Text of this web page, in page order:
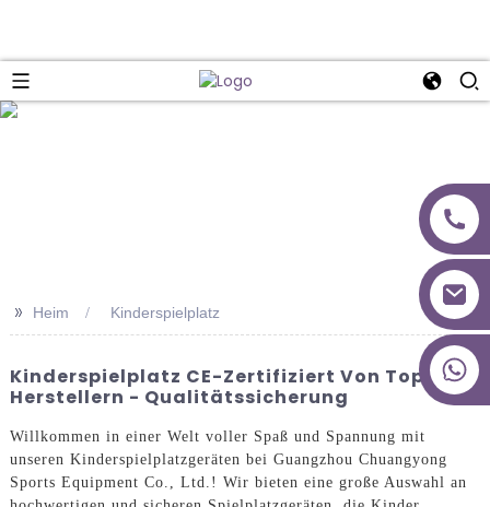
>> Heim Kinderspielplatz
Kinderspielplatz CE-Zertifiziert Von Top-
Herstellern - Qualitätssicherung
Willkommen in einer Welt voller Spaß und Spannung mit
unseren Kinderspielplatzgeräten bei Guangzhou Chuangyong
Sports Equipment Co., Ltd.! Wir bieten eine große Auswahl an